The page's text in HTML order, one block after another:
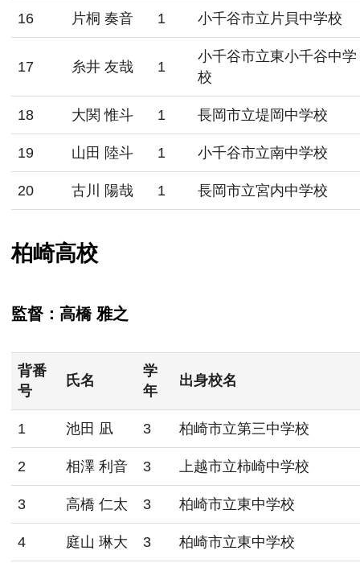
16 片桐 奏音 1 小千谷市立片貝中学校
17 糸井 友哉 1
小千谷市立東小千谷中学
校
18 大関 惟斗 1 長岡市立堤岡中学校
19 山田 陸斗 1 小千谷市立南中学校
20 古川 陽哉 1 長岡市立宮内中学校
柏崎高校
監督：高橋 雅之
背番
号
氏名
学
年
出身校名
1 池田 凪 3 柏崎市立第三中学校
2 相澤 利音 3 上越市立柿崎中学校
3 高橋 仁太 3 柏崎市立東中学校
4 庭山 琳大 3 柏崎市立東中学校